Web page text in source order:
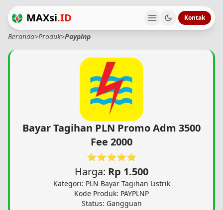
MAXsi.ID Kontak
Beranda>Produk>Payplnp
Bayar Tagihan PLN Promo Adm 3500
Fee 2000
⭐⭐⭐⭐⭐
Harga: Rp 1.500
Kategori: PLN Bayar Tagihan Listrik
Kode Produk: PAYPLNP
Status: Gangguan